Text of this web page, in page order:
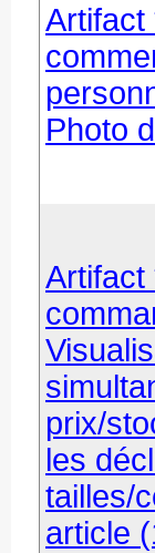
Artifact
Photo
Artifact
prix/
les
tailles/
article